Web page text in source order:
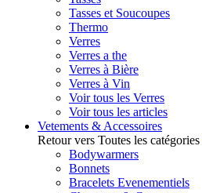
Tasses et Soucoupes
Thermo
Verres
Verres a the
Verres à Bière
Verres à Vin
Voir tous les Verres
Voir tous les articles
Vetements & Accessoires
Retour vers Toutes les catégories
Bodywarmers
Bonnets
Bracelets Evenementiels